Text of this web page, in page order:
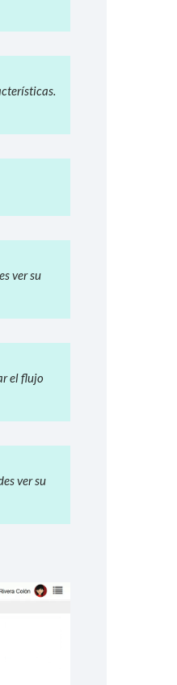
ver su
el flujo
ver su